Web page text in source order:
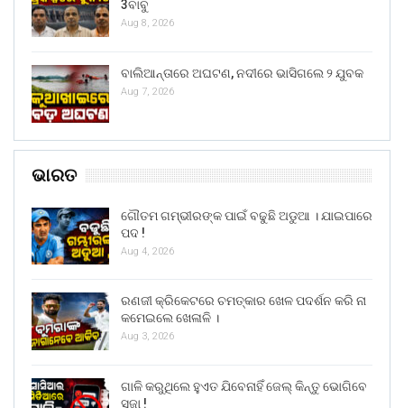
3ବାବୁ
Aug 8, 2026
ବାଲିଆନ୍ତାରେ ଅଘଟଣ, ନଦୀରେ ଭାସିଗଲେ ୨ ଯୁବକ
Aug 7, 2026
ଭାରତ
ଗୌତମ ଗମ୍ଭୀରଙ୍କ ପାଇଁ ବଢୁଛି ଅଡୁଆ । ଯାଇପାରେ
ପଦ !
Aug 4, 2026
ରଣଜୀ କ୍ରିକେଟରେ ଚମତ୍କାର ଖେଳ ପଦର୍ଶନ କରି ନା
କମେଇଲେ ଖେଳାଳି ।
Aug 3, 2026
ଗାଳି କରୁଥିଲେ ହୁଏତ ଯିବେନାହିଁ ଜେଲ୍ କିନ୍ତୁ ଭୋଗିବେ
ସଜା !